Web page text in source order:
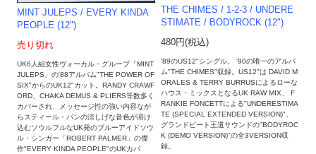
MINT JULEPS / EVERY KINDA
PEOPLE (12")
売り切れ
UK6人組女性ヴォーカル・グループ「MINT
JULEPS」の'88アルバム"THE POWER OF
SIX"からのUK12"カット。RANDY CRAWF
ORD、CHAKA DEMUS & PLIERS等数多く
カバーされ、メッセージ性の強い内容なが
らスティール・パンの涼しげな音色が溶け
込むソウルフルなUK発のブルーアイドソウ
ル・シンガー「ROBERT PALMER」の傑
作"EVERY KINDA PEOPLE"のUKカバ
THE CHIMES / 1-2-3 / UNDERE
STIMATE / BODYROCK (12")
480円(税込)
'89のUS12"シングル。 '90の唯一のアルバ
ム"THE CHIMES"収録。US12"は DAVID M
ORALES & TERRY BURRUSによるローな
ハウス・ミックスとなるUK RAW MIX、 F
RANKIE FONCETTによる"UNDERESTIMA
TE (SPECIAL EXTENDED VERSION)"、
グランドビート王道サウンドの"BODYROC
K (DEMO VERSION)"の全3VERSION収
録。